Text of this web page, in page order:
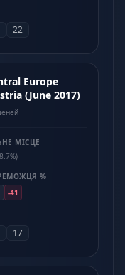
22
Europe
(June 2017)
МІСЦЕ
%
-41
17